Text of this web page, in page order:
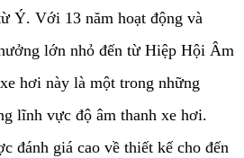
Ý. Với 13 năm hoạt động và
lớn nhỏ đến từ Hiệp Hội Âm
hơi này là một trong những
lĩnh vực độ âm thanh xe hơi.
đánh giá cao về thiết kế cho đến